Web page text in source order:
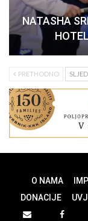
NATASHA
PRETHODNO
O NAMA
DONACIJE